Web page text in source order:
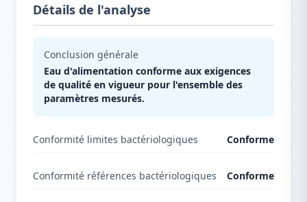
Détails de l'analyse
Conclusion générale
Eau d'alimentation conforme aux exigences
de qualité en vigueur pour l'ensemble des
paramètres mesurés.
Conformité limites bactériologiques Conforme
Conformité références bactériologiques Conforme